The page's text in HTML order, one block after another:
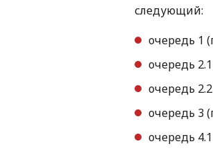
следующий:
очередь 1
очередь
очередь
очередь 3
очередь